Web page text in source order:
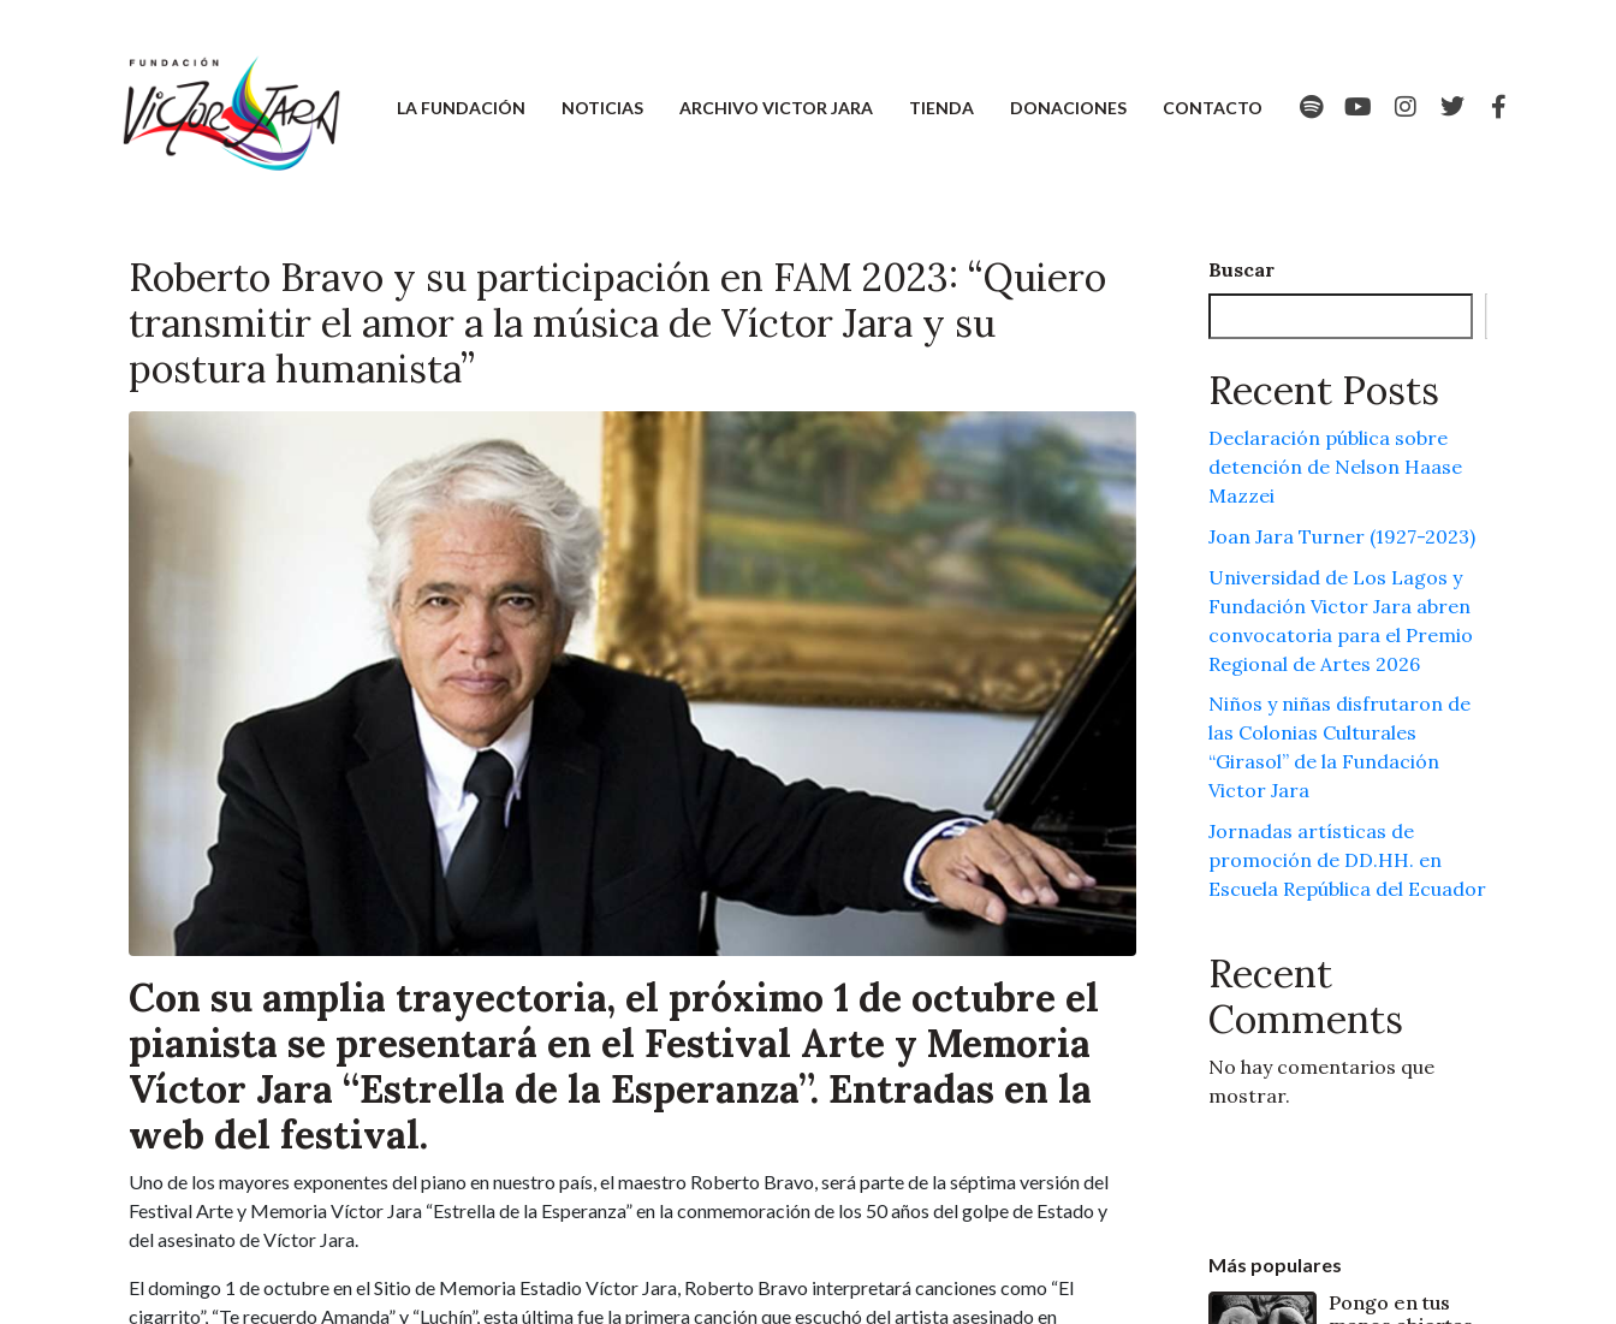
LA FUNDACIÓN NOTICIAS ARCHIVO VICTOR JARA TIENDA DONACIONES CONTACTO
Roberto Bravo y su participación en FAM 2023: “Quiero
transmitir el amor a la música de Víctor Jara y su
postura humanista”
Con su amplia trayectoria, el próximo 1 de octubre el
pianista se presentará en el Festival Arte y Memoria
Víctor Jara “Estrella de la Esperanza”. Entradas en la
web del festival.
Uno de los mayores exponentes del piano en nuestro país, el maestro Roberto Bravo, será parte de la séptima versión del
Festival Arte y Memoria Víctor Jara “Estrella de la Esperanza” en la conmemoración de los 50 años del golpe de Estado y
del asesinato de Víctor Jara.
El domingo 1 de octubre en el Sitio de Memoria Estadio Víctor Jara, Roberto Bravo interpretará canciones como “El
cigarrito”, “Te recuerdo Amanda” y “Luchín”, esta última fue la primera canción que escuchó del artista asesinado en
Buscar
Recent Posts
Declaración pública sobre
detención de Nelson Haase
Mazzei
Joan Jara Turner (1927-2023)
Universidad de Los Lagos y
Fundación Victor Jara abren
convocatoria para el Premio
Regional de Artes 2026
Niños y niñas disfrutaron de
las Colonias Culturales
“Girasol” de la Fundación
Victor Jara
Jornadas artísticas de
promoción de DD.HH. en
Escuela República del Ecuador
Recent
Comments
No hay comentarios que
mostrar.
Más populares
Pongo en tus